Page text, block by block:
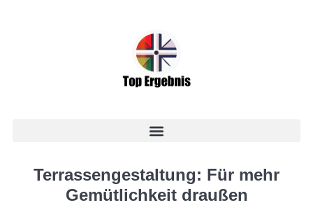
Terrassengestaltung: Für mehr
Gemütlichkeit draußen